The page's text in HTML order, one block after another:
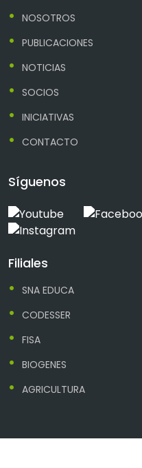
NOSOTROS
PUBLICACIONES
NOTICIAS
SOCIOS
INICIATIVAS
CONTACTO
Síguenos
Filiales
SNA EDUCA
CODESSER
FISA
BIOGENES
AGRICULTURA